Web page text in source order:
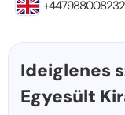
+447988008232
Ideiglenes
Egyesült